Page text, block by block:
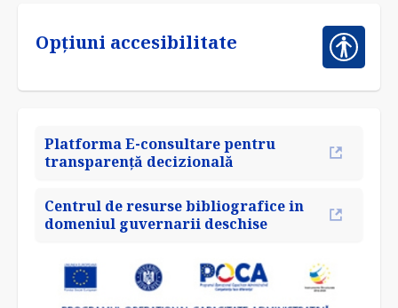
Opțiuni accesibilitate
Platforma E-consultare pentru
transparență decizională
Centrul de resurse bibliografice in
domeniul guvernarii deschise